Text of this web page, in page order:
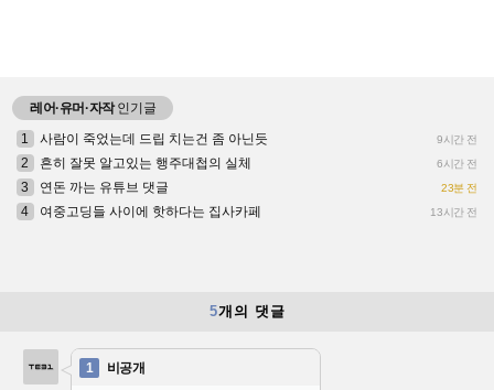
레어·유머·자작인기글
1
사람이 죽었는데 드립 치는건 좀 아닌듯 9시간 전
2 흔히 잘못 알고있는 행주대첩의 실체 6시간 전
3 연돈 까는 유튜브 댓글 23분 전
4 여중고딩들 사이에 핫하다는 집사카페 13시간 전
5개의 댓글
1 비공개